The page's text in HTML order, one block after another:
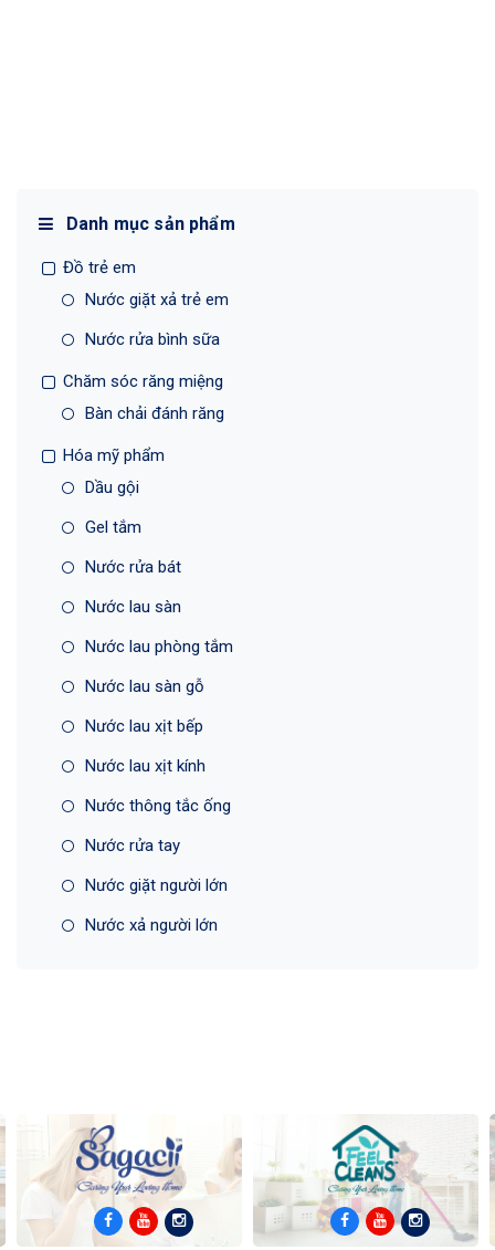
Danh mục sản phẩm
Đồ trẻ em
Nước giặt xả trẻ em
Nước rửa bình sữa
Chăm sóc răng miệng
Bàn chải đánh răng
Hóa mỹ phẩm
Dầu gội
Gel tắm
Nước rửa bát
Nước lau sàn
Nước lau phòng tắm
Nước lau sàn gỗ
Nước lau xịt bếp
Nước lau xịt kính
Nước thông tắc ống
Nước rửa tay
Nước giặt người lớn
Nước xả người lớn